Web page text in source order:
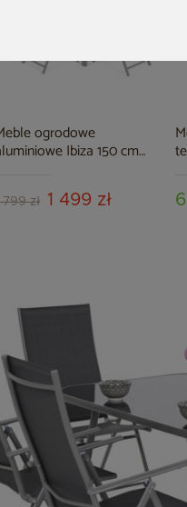
ogrodowe
Ibiza 150 cm
799 zł 1 499 zł